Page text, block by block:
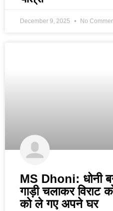
December 9, 2025 No
MS Dhoni: धोनी
गाड़ी चलाकर विराट
को ले गए अपने घर